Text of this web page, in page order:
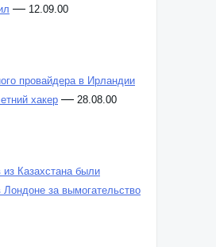
— 12.09.00
провайдера в Ирландии
хакер — 28.08.00
из Казахстана были
Лондоне за вымогательство